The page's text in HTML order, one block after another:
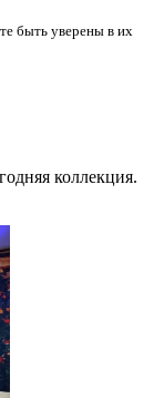
быть уверены в их
коллекция.